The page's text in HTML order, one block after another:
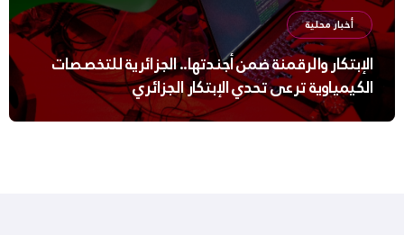
أخبار محلية
الإبتكار والرقمنة ضمن أجندتها.. الجزائرية للتخصصات
الكيمياوية ترعى تحدي الإبتكار الجزائري